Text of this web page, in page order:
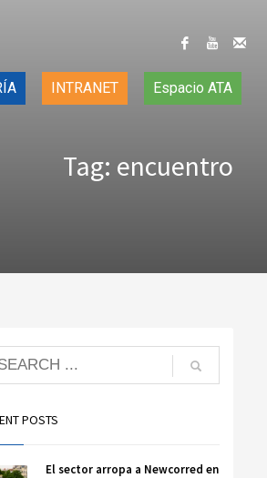
INTRANET Espacio ATA
Tag: encuentro
POSTS
El sector arropa a Newcorred en